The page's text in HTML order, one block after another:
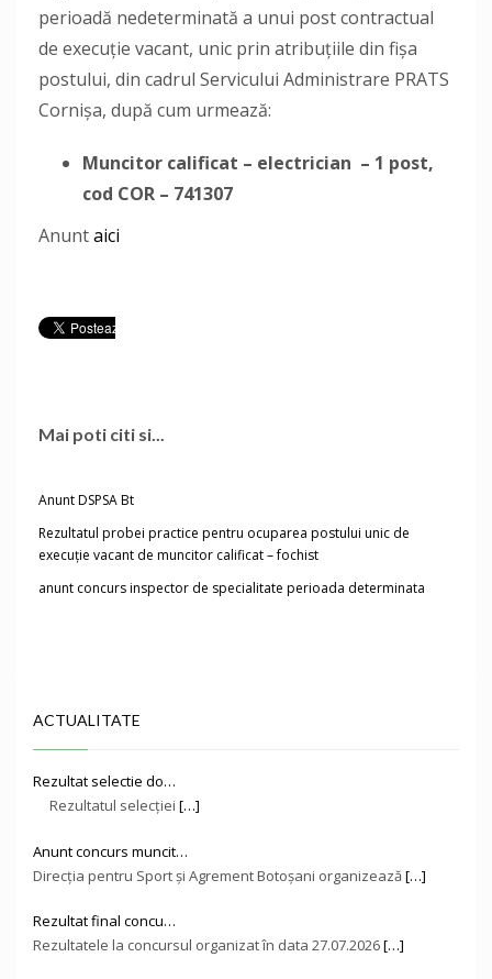
perioadă nedeterminată a unui post contractual
de execuție vacant, unic prin atribuțiile din fișa
postului, din cadrul Servicului Administrare PRATS
Cornișa, după cum urmează:
Muncitor calificat – electrician – 1 post,
cod COR – 741307
Anuntaici
Mai poti citi si...
Anunt DSPSA Bt
Rezultatul probei practice pentru ocuparea postului unic de
execuție vacant de muncitor calificat – fochist
anunt concurs inspector de specialitate perioada determinata
ACTUALITATE
Rezultat selectie do…
Rezultatul selecției […]
Anunt concurs muncit…
Direcţia pentru Sport și Agrement Botoşani organizează[…]
Rezultat final concu…
Rezultatele la concursul organizat în data 27.07.2026[…]